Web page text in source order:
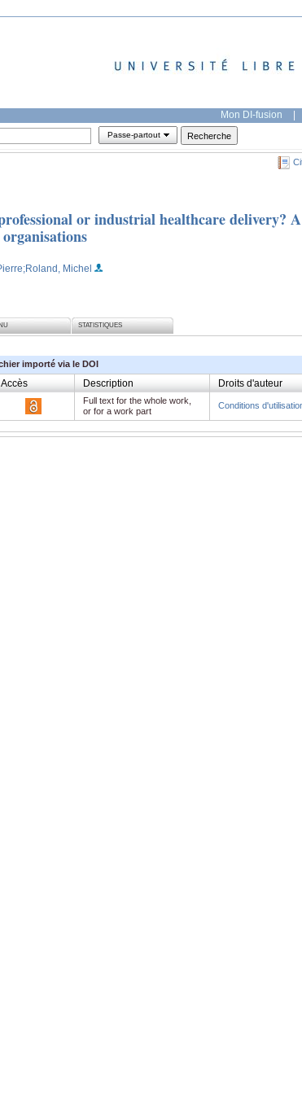
Mon DI-fusion |
Passe-partout
or industrial healthcare delivery? A
;Roland, Michel
STATISTIQUES
importé via le DOI
Accès Description Droits d'auteur
Full text for the whole work,
or for a work part
Conditions